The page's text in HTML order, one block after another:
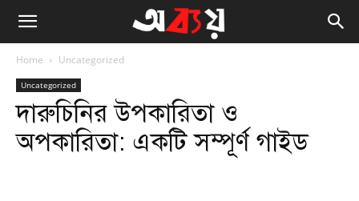
Home Uncategorized
Uncategorized
দারুচিনির উপকারিতা ও
অপকারিতা: একটি সম্পূর্ণ গাইড